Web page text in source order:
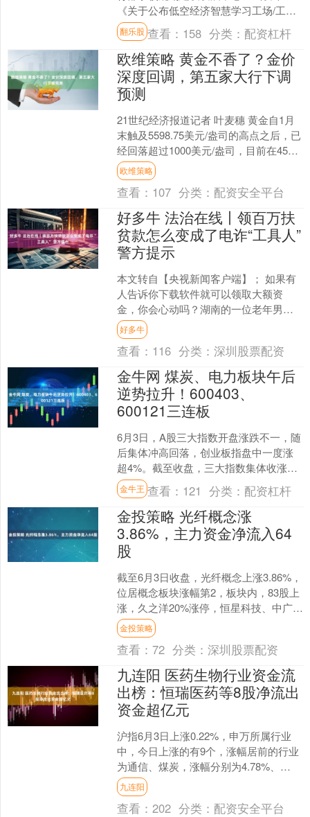
《关于公布低空经济智慧学习工场/工信
国际低空经济产业学院项目首批建设院
校名单的通知》。按照....
翻乐股 查看： 158 分类： 配资杠杆
欧维策略 黄金不香了？金价
深度回调，第五家大行下调
预测
21世纪经济报道记者 叶麦穗 黄金自1月
末触及5598.75美元/盎司的高点之后，已
经回落超过1000美元/盎司，目前在4500
美元/盎司附近徘徊，整体呈现“冲....
欧维策略
查看： 107 分类： 配资安全平台
好多牛 法治在线丨领百万扶
贫款怎么变成了电诈“工具人”
警方提示
本文转自【央视新闻客户端】； 如果有
人告诉你下载软件就可以领取大额资
金，你会心动吗？湖南的一位老年男子
就遇到了这样的情况，对方告诉他只要
下载一款软件，就能申领所....
好多牛
查看： 116 分类：深圳股票配资
金牛网 煤炭、电力板块午后
逆势拉升！600403、
600121三连板
6月3日，A股三大指数开盘涨跌不一，随
后集体冲高回落，创业板指盘中一度涨
超4%。截至收盘，三大指数集体收涨，
上证指数涨0.22%，深证成指涨0.73%，
创业板指....
金牛王 查看： 121 分类： 配资杠杆
金投策略 光纤概念涨
3.86%，主力资金净流入64
股
截至6月3日收盘，光纤概念上涨3.86%，
位居概念板块涨幅第2，板块内，83股上
涨，久之洋20%涨停，恒星科技、中广核
技、新安股份等涨停，锐科激光、源杰
科技、必....
金投策略
查看：72 分类：深圳股票配资
九连阳 医药生物行业资金流
出榜：恒瑞医药等8股净流出
资金超亿元
沪指6月3日上涨0.22%，申万所属行业
中，今日上涨的有9个，涨幅居前的行业
为通信、煤炭，涨幅分别为4.78%、
2.55%。跌幅居前的行业为综合、建筑材
料，跌幅....
九连阳
查看：202 分类： 配资安全平台